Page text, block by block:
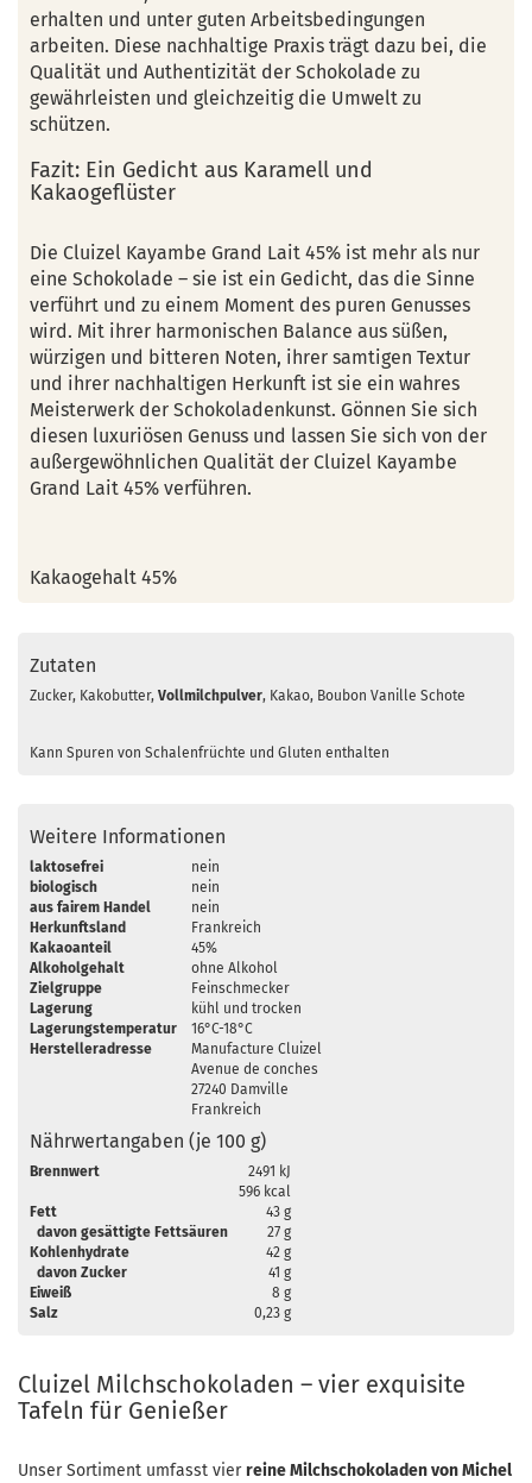
erhalten und unter guten Arbeitsbedingungen
arbeiten. Diese nachhaltige Praxis trägt dazu bei, die
Qualität und Authentizität der Schokolade zu
gewährleisten und gleichzeitig die Umwelt zu
schützen.
Fazit: Ein Gedicht aus Karamell und
Kakaogeflüster
Die Cluizel Kayambe Grand Lait 45% ist mehr als nur
eine Schokolade – sie ist ein Gedicht, das die Sinne
verführt und zu einem Moment des puren Genusses
wird. Mit ihrer harmonischen Balance aus süßen,
würzigen und bitteren Noten, ihrer samtigen Textur
und ihrer nachhaltigen Herkunft ist sie ein wahres
Meisterwerk der Schokoladenkunst. Gönnen Sie sich
diesen luxuriösen Genuss und lassen Sie sich von der
außergewöhnlichen Qualität der Cluizel Kayambe
Grand Lait 45% verführen.
Kakaogehalt 45%
Zutaten
Zucker, Kakobutter, Vollmilchpulver, Kakao, Boubon Vanille Schote
Kann Spuren von Schalenfrüchte und Gluten enthalten
Weitere Informationen
laktosefrei
nein
biologisch
nein
aus fairem Handel
nein
Herkunftsland
Frankreich
Kakaoanteil
45%
Alkoholgehalt
ohne Alkohol
Zielgruppe
Feinschmecker
Lagerung
kühl und trocken
Lagerungstemperatur 16°C-18°C
Herstelleradresse
Manufacture Cluizel
Avenue de conches
27240 Damville
Frankreich
Nährwertangaben (je 100 g)
Brennwert
2491 kJ
596 kcal
Fett
43 g
davon gesättigte Fettsäuren
27 g
Kohlenhydrate
42 g
davon Zucker
41 g
Eiweiß
8 g
Salz
0,23 g
Cluizel Milchschokoladen – vier exquisite
Tafeln für Genießer
Unser Sortiment umfasst vierreine Milchschokoladen von Michel